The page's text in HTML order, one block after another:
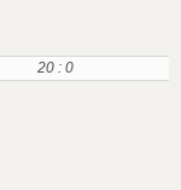
20 : 0